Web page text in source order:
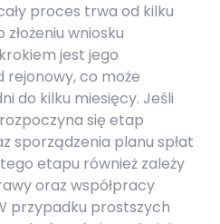
proces trwa od kilku
wniosku
jest jego
co może
do kilku miesięcy. Jeśli
się etap
sporządzenia planu spłat
etapu również zależy
oraz współpracy
przypadku prostszych